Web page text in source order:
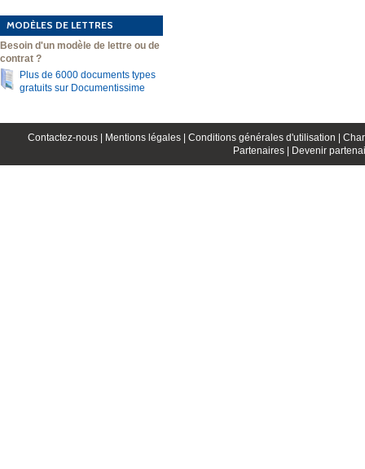
MODÈLES DE LETTRES
Besoin d'un modèle de lettre ou de
contrat ?
Plus de 6000 documents types
gratuits sur Documentissime
Contactez-nous | Mentions légales | Conditions générales d'utilisation |
Partenaires |
Devenir